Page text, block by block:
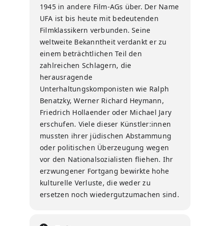
1945 in andere Film-AGs über. Der Name
UFA ist bis heute mit bedeutenden
Filmklassikern verbunden. Seine
weltweite Bekanntheit verdankt er zu
einem beträchtlichen Teil den
zahlreichen Schlagern, die
herausragende
Unterhaltungskomponisten wie Ralph
Benatzky, Werner Richard Heymann,
Friedrich Hollaender oder Michael Jary
erschufen. Viele dieser Künstler:innen
mussten ihrer jüdischen Abstammung
oder politischen Überzeugung wegen
vor den Nationalsozialisten fliehen. Ihr
erzwungener Fortgang bewirkte hohe
kulturelle Verluste, die weder zu
ersetzen noch wiedergutzumachen sind.